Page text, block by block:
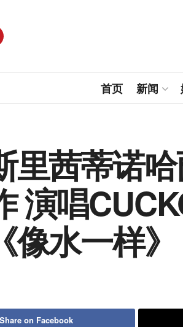
首页 新闻
里茜蒂诺
演唱
水一样》
Share on Facebook